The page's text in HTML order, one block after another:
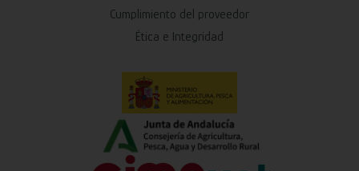
Cumplimiento del proveedor
Ética e Integridad